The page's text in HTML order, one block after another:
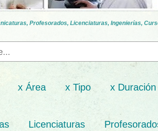
Profesorados, Licenciaturas, Ingenierías,
x Área x Tipo x Duración
Licenciaturas